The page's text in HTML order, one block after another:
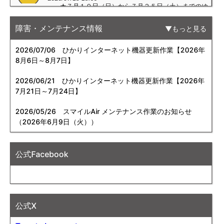
障害・メンテナンス情報 もっと見る
2026/07/06 ひかりインターネット機器更新作業【2026年
8月6日～8月7日】
2026/06/21
ひかりインターネット機器更新作業【2026年
7月21日～7月24日】
2026/05/26 スマイルAir メンテナンス作業のお知らせ
（2026年6月9日（火））
公式Facebook
公式X